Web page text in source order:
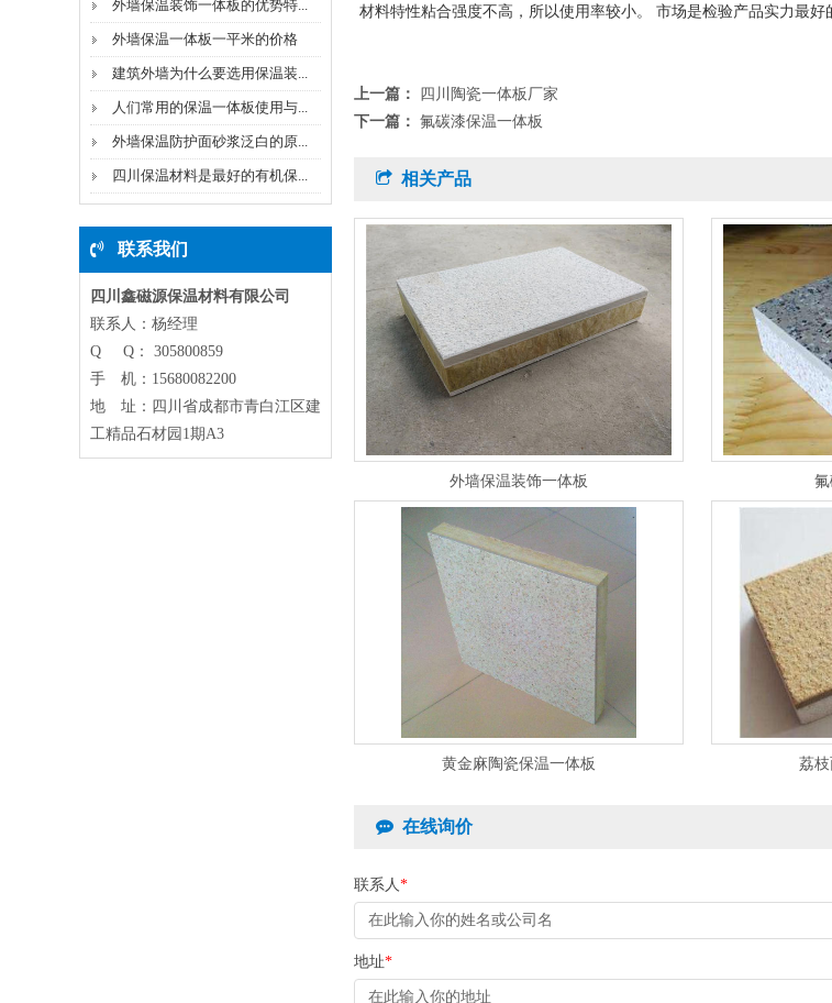
外墙保温装饰一体板的优势特...
外墙保温一体板一平米的价格
建筑外墙为什么要选用保温装...
人们常用的保温一体板使用与...
外墙保温防护面砂浆泛白的原...
四川保温材料是最好的有机保...
联系我们
四川鑫磁源保温材料有限公司
联系人：杨经理
Q Q： 305800859
手 机：15680082200
地 址：四川省成都市青白江区建
工精品石材园1期A3
材料特性粘合强度不高，所以使用率较小。 市场是检验产品实力最
上一篇：
四川陶瓷一体板厂家
下一篇： 氟碳漆保温一体板
相关产品
外墙保温装饰一体板
黄金麻陶瓷保温一体板 荔
在线询价
联系人*
地址*